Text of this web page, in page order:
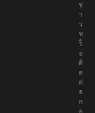
ข่
า
ว
ห
รื
อ
ติ
ด
ต่
อ
ก
อ